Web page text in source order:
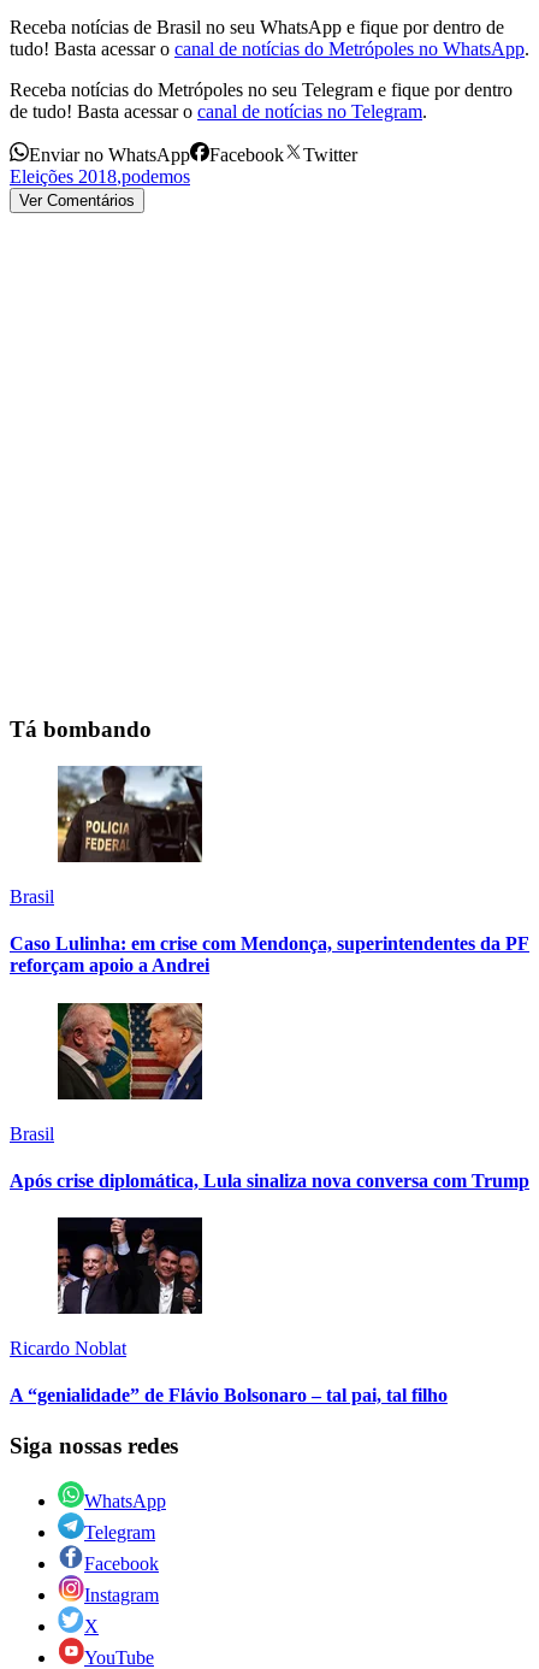
Receba notícias de Brasil no seu WhatsApp e fique por dentro de
tudo! Basta acessar o canal de notícias do Metrópoles no WhatsApp.
Receba notícias do Metrópoles no seu Telegram e fique por dentro
de tudo! Basta acessar o canal de notícias no Telegram.
Enviar no WhatsApp Facebook
Twitter
Eleições 2018,podemos
Ver Comentários
Tá bombando
Brasil
Caso Lulinha: em crise com Mendonça, superintendentes da PF
reforçam apoio a Andrei
Brasil
Após crise diplomática, Lula sinaliza nova conversa com Trump
Ricardo Noblat
A “genialidade” de Flávio Bolsonaro – tal pai, tal filho
Siga nossas redes
WhatsApp
Telegram
Facebook
Instagram
X
YouTube